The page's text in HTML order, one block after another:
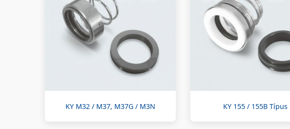
KY M32 / M37, M37G / M3N KY 155 / 155B Típus